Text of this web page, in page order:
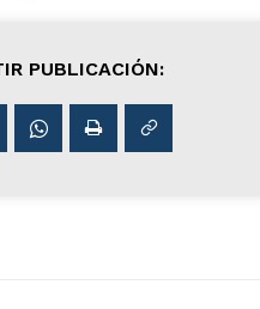
PUBLICACIÓN: